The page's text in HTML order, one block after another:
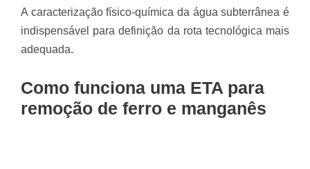
A caracterização físico-química da água subterrânea é
indispensável para definição da rota tecnológica mais
adequada.
Como funciona uma ETA para
remoção de ferro e manganês